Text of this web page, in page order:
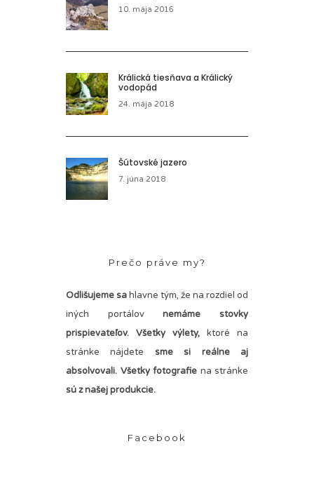
10. mája 2016
Králická tiesňava a Králický
vodopád
24. mája 2018
Šútovské jazero
7. júna 2018
Prečo práve my?
Odlišujeme sa hlavne tým, že na rozdiel od
iných portálovnemáme stovky
prispievateľov. Všetky výlety, ktoré na
stránke nájdete sme si reálne aj
absolvovali. Všetky fotografie na stránke
sú z našej produkcie.
Facebook